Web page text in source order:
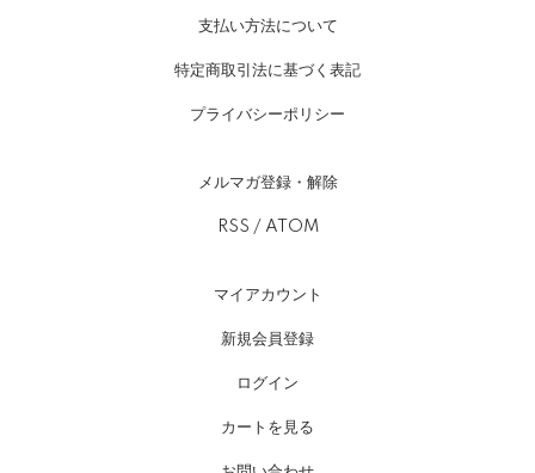
支払い方法について
特定商取引法に基づく表記
プライバシーポリシー
メルマガ登録・解除
RSS / ATOM
マイアカウント
新規会員登録
ログイン
カートを見る